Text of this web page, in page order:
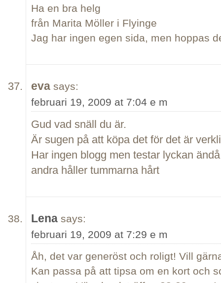
Ha en bra helg
från Marita Möller i Flyinge
Jag har ingen egen sida, men hoppas
eva says:
februari 19, 2009 at 7:04 e m
Gud vad snäll du är.
Är sugen på att köpa det för det är
Har ingen blogg men testar lyckan
andra håller tummarna hårt
Lena says:
februari 19, 2009 at 7:29 e m
Åh, det var generöst och roligt! Vill
Kan passa på att tipsa om en kort och